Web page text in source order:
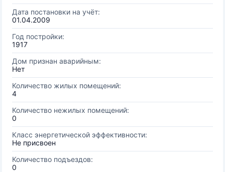
Дата постановки на учёт:
01.04.2009
Год постройки:
1917
Дом признан аварийным:
Нет
Количество жилых помещений:
4
Количество нежилых помещений:
0
Класс энергетической эффективности:
Не присвоен
Количество подъездов:
0